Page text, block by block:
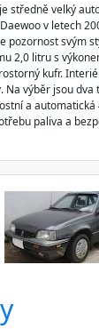
středně velký
v letech
pozornost svým
2,0 litru s
kufr.
Na výběr jsou dva
a automatická
paliva a